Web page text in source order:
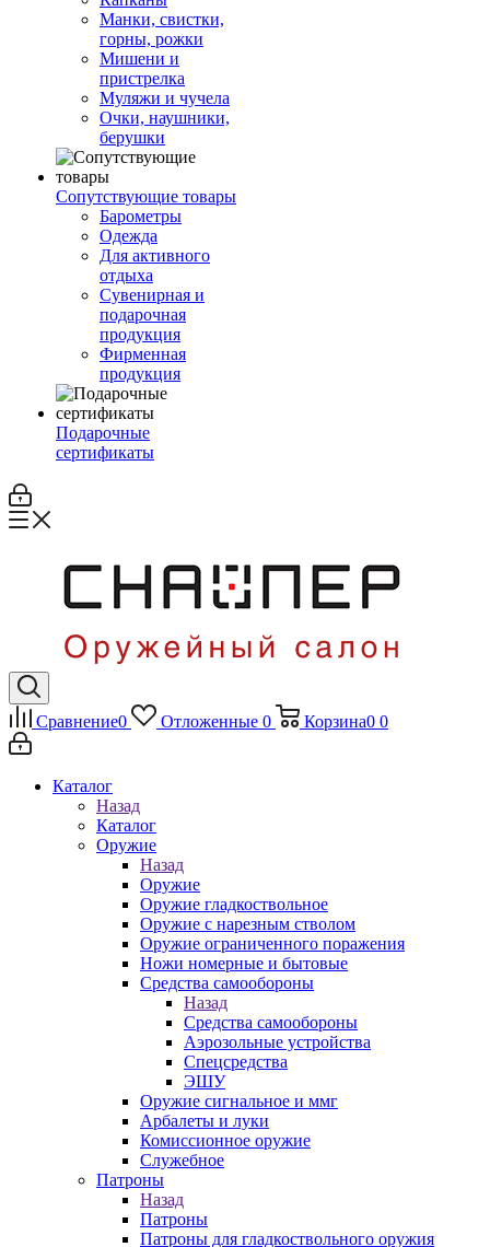
Манки, свистки,
горны, рожки
Мишени и
пристрелка
Муляжи и чучела
Очки, наушники,
берушки
Сопутствующие товары
Барометры
Одежда
Для активного
отдыха
Сувенирная и
подарочная
продукция
Фирменная
продукция
Подарочные
сертификаты
Сравнение0 Отложенные 0 Корзина0 0
Каталог
Назад
Каталог
Оружие
Назад
Оружие
Оружие гладкоствольное
Оружие с нарезным стволом
Оружие ограниченного поражения
Ножи номерные и бытовые
Средства самообороны
Назад
Средства самообороны
Аэрозольные устройства
Спецсредства
ЭШУ
Оружие сигнальное и ммг
Арбалеты и луки
Комиссионное оружие
Служебное
Патроны
Назад
Патроны
Патроны для гладкоствольного оружия